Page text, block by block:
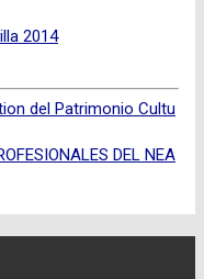
2014
del Patrimonio Cultu
DEL NEA